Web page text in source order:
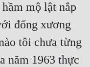
mộ lật nắp
đống xương
tôi chưa từng
năm 1963 thực